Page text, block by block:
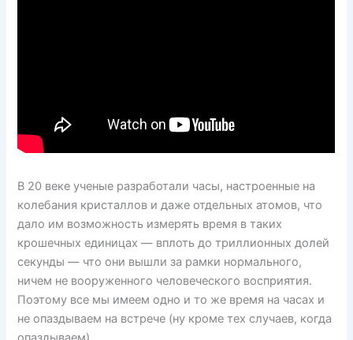
В 20 веке ученые разработали часы, настроенные на
колебания кристаллов и даже отдельных атомов, что
дало им возможность измерять время в таких
крошечных единицах — вплоть до триллионных долей
секунды — что они вышли за рамки нормального,
ничем не вооруженного человеческого восприятия.
Поэтому все мы имеем одно и то же время на часах и
не опаздываем на встрече (ну кроме тех случаев, когда